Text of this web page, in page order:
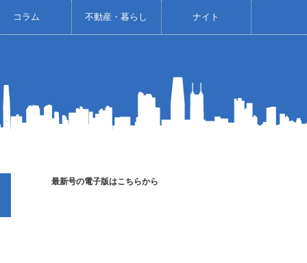
コラム 不動産・暮らし ナイト
最新号の電子版はこちらから